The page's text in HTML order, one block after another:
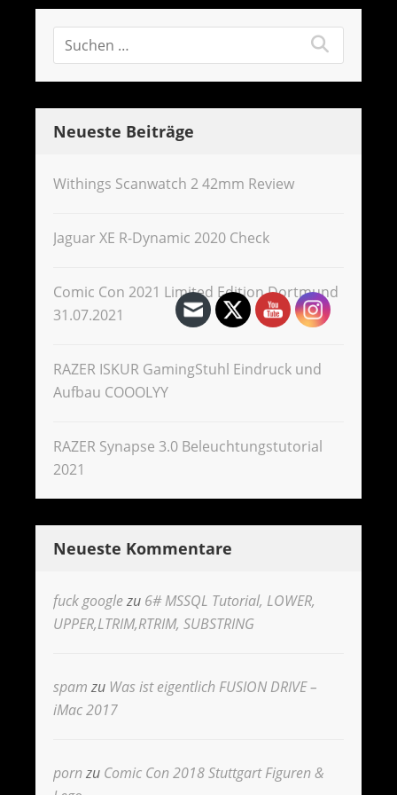
Neueste Beiträge
Withings Scanwatch 2 42mm Review
Jaguar XE R-Dynamic 2020 Check
Comic Con 2021 Limited Edition Dortmund
31.07.2021
RAZER ISKUR GamingStuhl Eindruck und
Aufbau COOOLYY
RAZER Synapse 3.0 Beleuchtungstutorial
2021
Neueste Kommentare
fuck googlezu 6# MSSQL Tutorial, LOWER,
UPPER,LTRIM,RTRIM, SUBSTRING
spam zu Was ist eigentlich FUSION DRIVE –
iMac 2017
pornzu Comic Con 2018 Stuttgart Figuren &